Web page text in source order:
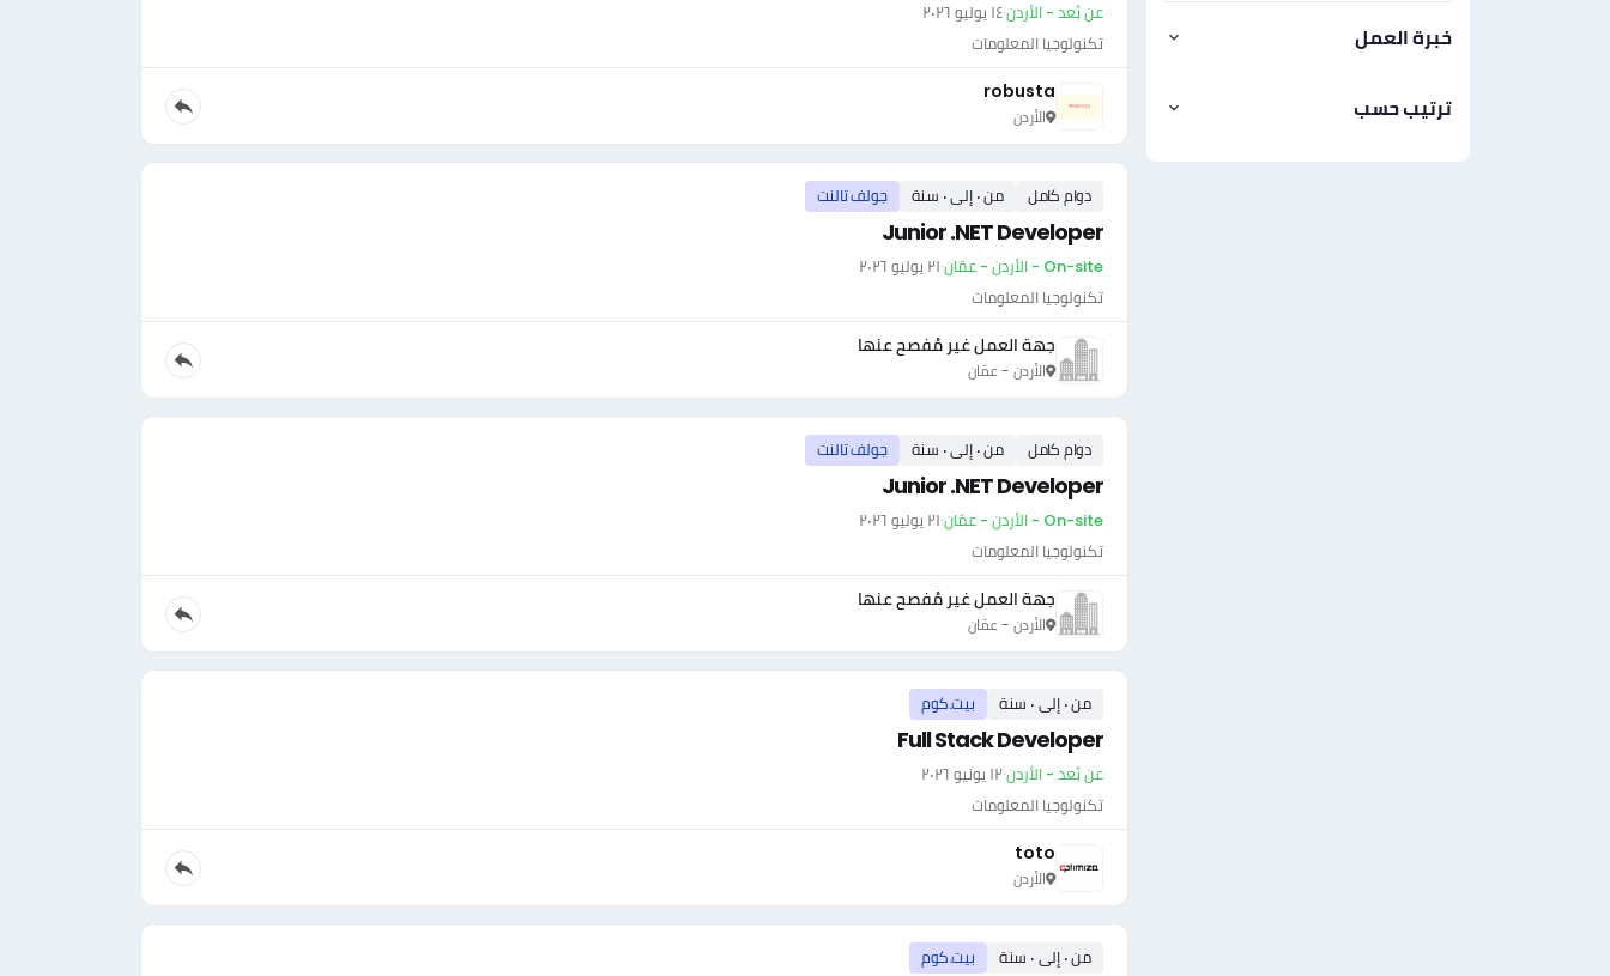
خبرة العمل
ترتيب حسب
عن بُعد - الأردن·١٤ يوليو ٢٠٢٦
تكنولوجيا المعلومات
robusta
الأردن
دوام كامل من ٠ إلى ٠ سنة جولف تالنت
Junior .NET Developer
On-site - الأردن - عمّان ·٢١ يوليو ٢٠٢٦
تكنولوجيا المعلومات
جهة العمل غير مُفصح عنها
الأردن - عمّان
دوام كامل من ٠ إلى ٠ سنة جولف تالنت
Junior .NET Developer
On-site - الأردن - عمّان ·٢١ يوليو ٢٠٢٦
تكنولوجيا المعلومات
جهة العمل غير مُفصح عنها
الأردن - عمّان
من ٠ إلى ٠ سنة بيت.كوم
Full Stack Developer
عن بُعد - الأردن·١٢ يونيو ٢٠٢٦
تكنولوجيا المعلومات
toto
الأردن
من ٠ إلى ٠ سنة بيت.كوم